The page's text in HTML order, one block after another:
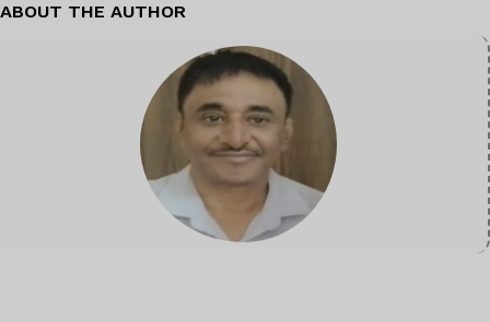
ABOUT THE AUTHOR